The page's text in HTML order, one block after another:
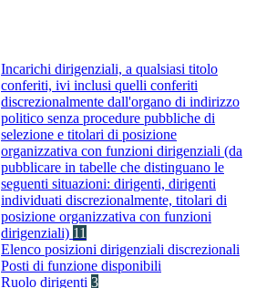
Incarichi dirigenziali, a qualsiasi titolo
conferiti, ivi inclusi quelli conferiti
discrezionalmente dall'organo di indirizzo
politico senza procedure pubbliche di
selezione e titolari di posizione
organizzativa con funzioni dirigenziali (da
pubblicare in tabelle che distinguano le
seguenti situazioni: dirigenti, dirigenti
individuati discrezionalmente, titolari di
posizione organizzativa con funzioni
dirigenziali) 11
Elenco posizioni dirigenziali discrezionali
Posti di funzione disponibili
Ruolo dirigenti 3